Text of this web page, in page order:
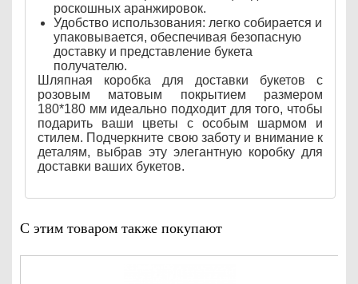
роскошных аранжировок.
Удобство использования: легко собирается и
упаковывается, обеспечивая безопасную
доставку и представление букета
получателю.
Шляпная коробка для доставки букетов с
розовым матовым покрытием размером
180*180 мм идеально подходит для того, чтобы
подарить ваши цветы с особым шармом и
стилем. Подчеркните свою заботу и внимание к
деталям, выбрав эту элегантную коробку для
доставки ваших букетов.
С этим товаром также покупают